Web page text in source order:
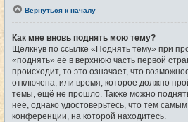
Вернуться к началу
Как мне вновь поднять мою тему?
Щёлкнув по ссылке «Поднять тему» при
«поднять» её в верхнюю часть первой
происходит, то это означает, что
отключена, или время, которое должно
темы, ещё не прошло. Также можно
неё, однако удостоверьтесь, что тем
конференции, на которой находитесь.